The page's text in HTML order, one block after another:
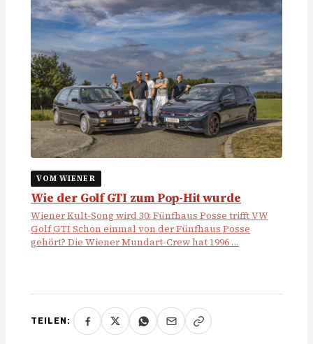
VOM WIENER
Wie der Golf GTI zum Pop-Hit wurde
Wiener Kult-Song wird 30: Fünfhaus Posse trifft VW
Golf GTI Schon einmal von der Fünfhaus Posse
gehört? Die Wiener Mundart-Crew hat 1996 …
TEILEN: